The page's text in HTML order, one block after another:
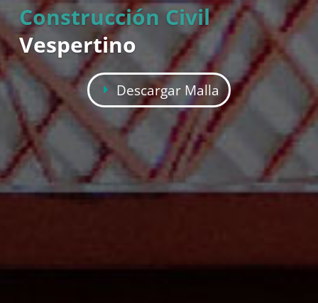
Construcción Civil
Vespertino
Descargar Malla